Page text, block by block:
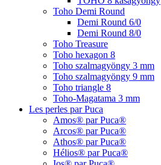
Toho Demi Round
Demi Round 6/0
Demi Round 8/0
Toho Treasure
Toho hexagon 8
Toho szalmagyöngy 3 mm
Toho szalmagyöngy 9 mm
Toho triangle 8
Toho-Magatama 3 mm
Les perles par Puca
Amos® par Puca®
Arcos® par Puca®
Athos® par Puca®
Hélios® par Puca®